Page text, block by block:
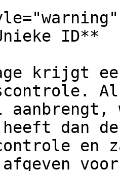
ID**
krijgt
dan
en
voor